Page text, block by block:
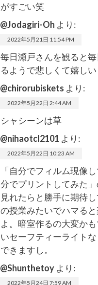
がすごい笑
@Jodagiri-Oh より:
2022年5月21日 11:54 PM
毎日瀬戸さんを観ると
るようで悲しくて嬉しい
@chirorubiskets より:
2022年5月22日 2:44 AM
シャシーンは草
@nihaotcl2101 より:
2022年5月22日 10:23 AM
「自分でフィルム現像
分でプリントしてみた
見れたらと勝手に期待
の授業みたいでハマる
よ。暗室作るの大変か
いセーフティーライト
できますし。
@Shunthetoy より:
2022年5月24日 7:59 AM